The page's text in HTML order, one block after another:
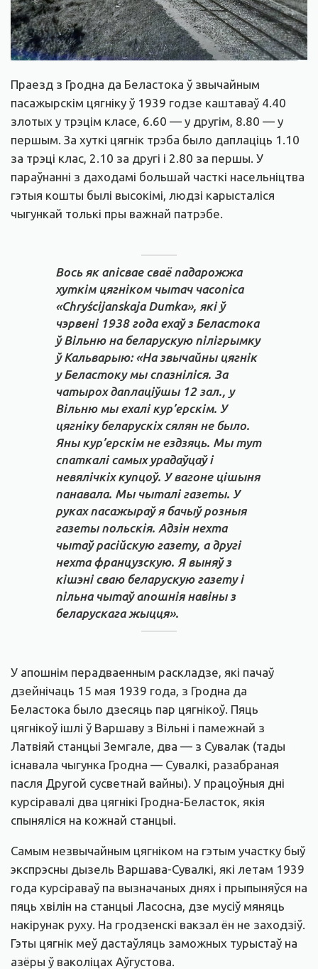
Праезд з Гродна да Беластока ў звычайным
пасажырскім цягніку ў 1939 годзе каштаваў 4.40
злотых у трэцім класе, 6.60 — у другім, 8.80 — у
першым. За хуткі цягнік трэба было даплаціць 1.10
за трэці клас, 2.10 за другі і 2.80 за першы. У
параўнанні з даходамі большай часткі насельніцтва
гэтыя кошты былі высокімі, людзі карысталіся
чыгункай толькі пры важнай патрэбе.
Вось як апісвае сваё падарожжа
хуткім цягніком чытач часопіса
«Chryścijanskaja Dumka», які ў
чэрвені 1938 года ехаў з Беластока
ў Вільню на беларускую пілігрымку
ў Кальварыю: «На звычайны цягнік
у Беластоку мы спазніліся. За
чатырох даплаціўшы 12 зал., у
Вільню мы ехалі кур’ерскім. У
цягніку беларускіх сялян не было.
Яны кур’ерскім не ездзяць. Мы тут
спаткалі самых урадаўцаў і
невялічкіх купцоў. У вагоне цішыня
панавала. Мы чыталі газеты. У
руках пасажыраў я бачыў розныя
газеты польскія. Адзін нехта
чытаў расійскую газету, а другі
нехта французскую. Я выняў з
кішэні сваю беларускую газету і
пільна чытаў апошнія навіны з
беларускага жыцця».
У апошнім перадваенным раскладзе, які пачаў
дзейнічаць 15 мая 1939 года, з Гродна да
Беластока было дзесяць пар цягнікоў. Пяць
цягнікоў ішлі ў Варшаву з Вільні і памежнай з
Латвіяй станцыі Земгале, два — з Сувалак (тады
існавала чыгунка Гродна — Сувалкі, разабраная
пасля Другой сусветнай вайны). У працоўныя дні
курсіравалі два цягнікі Гродна-Беласток, якія
спыняліся на кожнай станцыі.
Самым незвычайным цягніком на гэтым участку быў
экспрэсны дызель Варшава-Сувалкі, які летам 1939
года курсіраваў па вызначаных днях і прыпыняўся на
пяць хвілін на станцыі Ласосна, дзе мусіў мяняць
накірунак руху. На гродзенскі вакзал ён не заходзіў.
Гэты цягнік меў дастаўляць заможных турыстаў на
азёры ў ваколіцах Аўгустова.